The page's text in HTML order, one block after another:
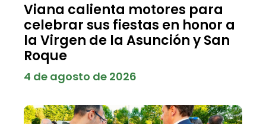
Viana calienta motores para
celebrar sus fiestas en honor a
la Virgen de la Asunción y San
Roque
4 de agosto de 2026